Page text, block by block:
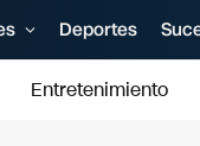
Deportes
Entretenimiento